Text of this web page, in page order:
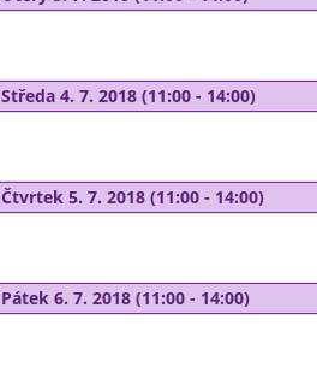
Středa 4. 7. 2018 (11:00 - 14:00)
Čtvrtek 5. 7. 2018 (11:00 - 14:00)
Pátek 6. 7. 2018 (11:00 - 14:00)